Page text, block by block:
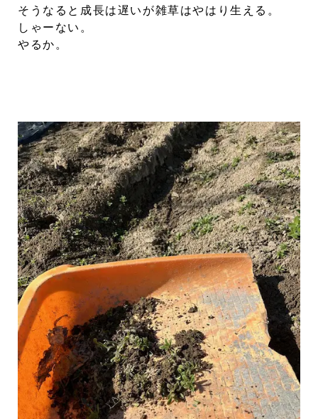
そうなると成長は遅いが雑草はやはり生える。
しゃーない。
やるか。